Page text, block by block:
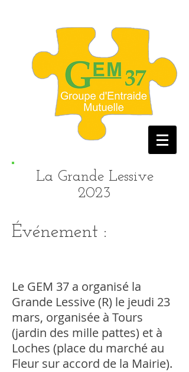
La Grande Lessive
2023
Événement :
Le GEM 37 a organisé la
Grande Lessive (R) le jeudi 23
mars, organisée à Tours
(jardin des mille pattes) et à
Loches (place du marché au
Fleur sur accord de la Mairie).